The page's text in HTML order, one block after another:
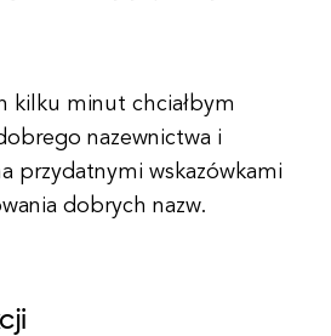
kilku minut chciałbym
nazewnictwa i
przydatnymi wskazówkami
dobrych nazw.